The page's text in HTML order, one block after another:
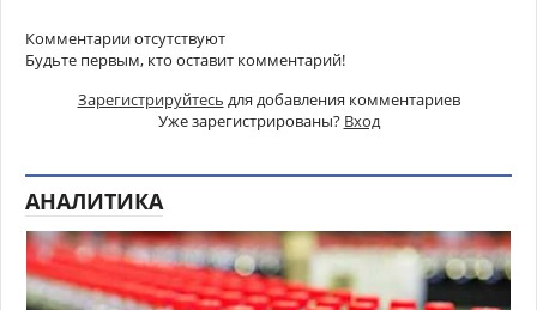
Комментарии отсутствуют
Будьте первым, кто оставит комментарий!
Зарегистрируйтесь для добавления комментариев
Уже зарегистрированы? Вход
АНАЛИТИКА